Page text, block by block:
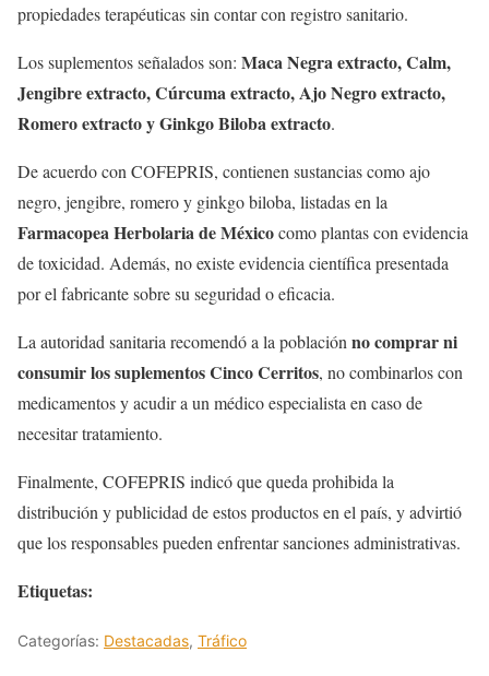
propiedades terapéuticas sin contar con registro sanitario.
Los suplementos señalados son: Maca Negra extracto, Calm,
Jengibre extracto, Cúrcuma extracto, Ajo Negro extracto,
Romero extracto y Ginkgo Biloba extracto.
De acuerdo con COFEPRIS, contienen sustancias como ajo
negro, jengibre, romero y ginkgo biloba, listadas en la
Farmacopea Herbolaria de Méxicocomo plantas con evidencia
de toxicidad. Además, no existe evidencia científica presentada
por el fabricante sobre su seguridad o eficacia.
La autoridad sanitaria recomendó a la poblaciónno comprar ni
consumir los suplementos Cinco Cerritos, no combinarlos con
medicamentos y acudir a un médico especialista en caso de
necesitar tratamiento.
Finalmente, COFEPRIS indicó que queda prohibida la
distribución y publicidad de estos productos en el país, y advirtió
que los responsables pueden enfrentar sanciones administrativas.
Etiquetas:
Categorías: Destacadas, Tráfico